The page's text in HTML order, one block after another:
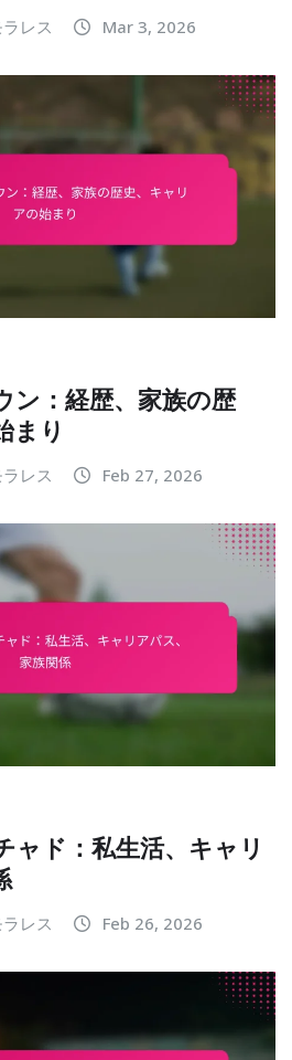
レス Mar 3, 2026
ン：経歴、家族の歴
まり
レス Feb 27, 2026
ャド：私生活、キャリ
レス Feb 26, 2026